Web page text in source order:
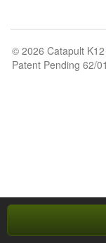
© 2026 Catapult K12
Patent Pending 62/